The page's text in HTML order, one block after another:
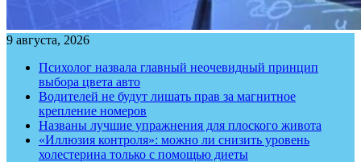
9 августа, 2026
Психолог назвала главный неочевидный принцип
выбора цвета авто
Водителей не будут лишать прав за магнитное
крепление номеров
Названы лучшие упражнения для плоского живота
«Иллюзия контроля»: можно ли снизить уровень
холестерина только с помощью диеты